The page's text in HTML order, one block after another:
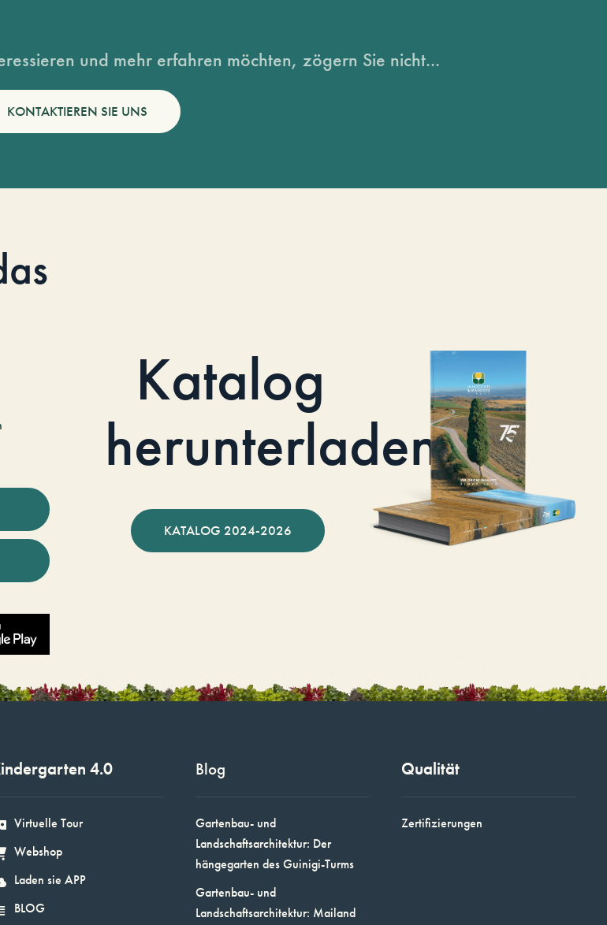
und mehr erfahren möchten, zögern Sie nicht...
KONTAKTIEREN SIE UNS
Katalog
herunterladen
KATALOG 2024-2026
4.0
Virtuelle Tour
Webshop
Laden sie APP
BLOG
Blog
Gartenbau- und
Landschaftsarchitektur: Der
hängegarten des Guinigi-Turms
Gartenbau- und
Landschaftsarchitektur: Mailand
Qualität
Zertifizierungen